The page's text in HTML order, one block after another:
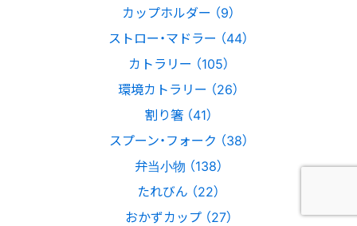
カップホルダー （9）
ストロー・マドラー （44）
カトラリー （105）
環境カトラリー （26）
割り箸 （41）
スプーン・フォーク （38）
弁当小物 （138）
たれびん （22）
おかずカップ （27）